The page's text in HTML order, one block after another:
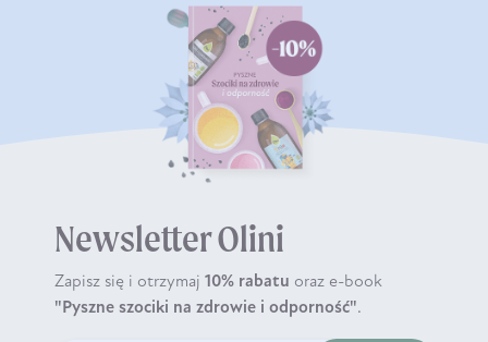
Newsletter Olini
Zapisz się i otrzymaj 10% rabatu oraz e-book
"Pyszne szociki na zdrowie i odporność".